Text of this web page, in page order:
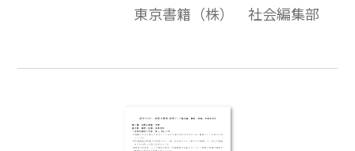
応した地理Ｂ」整理・演習ノートをご紹介
各編の最後にまとめて掲載しています。
東京書籍（株） 社会編集部